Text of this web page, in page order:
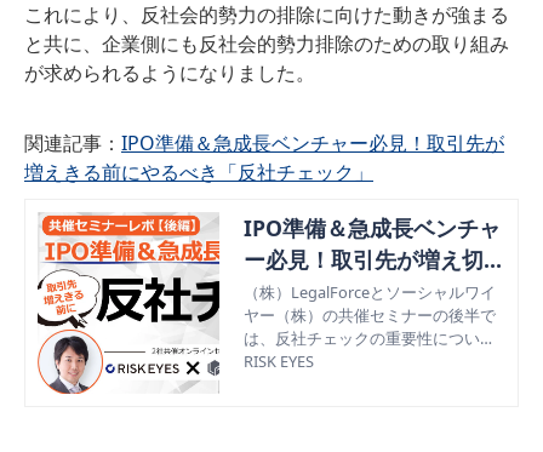
これにより、反社会的勢力の排除に向けた動きが強まる
と共に、企業側にも反社会的勢力排除のための取り組み
が求められるようになりました。
関連記事： IPO準備＆急成長ベンチャー必見！取引先が
増えきる前にやるべき「反社チェック」
IPO準備＆急成長ベンチャ
ー必見！取引先が増え切る
前にやるべき「反社チェッ
ク」
（株）LegalForceとソーシャルワイ
ヤー（株）の共催セミナーの後半で
は、反社チェックの重要性について
語られました。ベンチャー企業が行
RISK EYES